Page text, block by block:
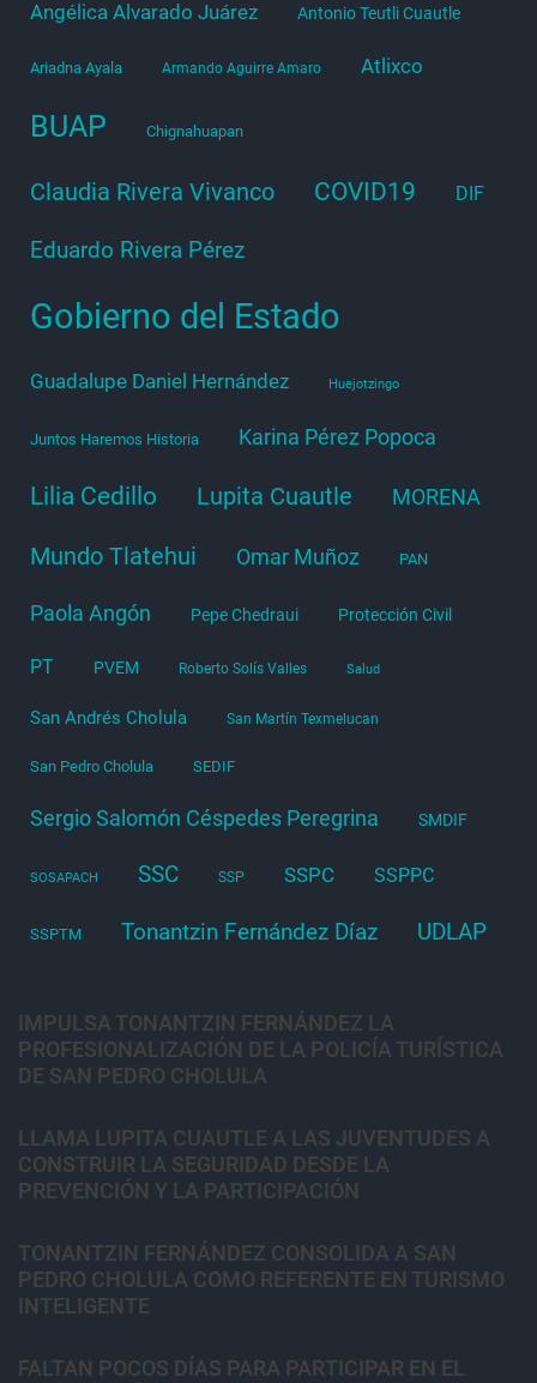
Angélica Alvarado Juárez Antonio Teutli Cuautle
Ariadna Ayala Armando Aguirre Amaro Atlixco
BUAP Chignahuapan
Claudia Rivera Vivanco COVID19 DIF
Eduardo Rivera Pérez
Gobierno del Estado
Guadalupe Daniel Hernández Huejotzingo
Juntos Haremos Historia Karina Pérez Popoca
Lilia Cedillo Lupita Cuautle MORENA
Mundo Tlatehui Omar Muñoz PAN
Paola Angón Pepe Chedraui Protección Civil
PT PVEM Roberto Solís Valles Salud
San Andrés Cholula San Martín Texmelucan
San Pedro Cholula SEDIF
Sergio Salomón Céspedes Peregrina SMDIF
SOSAPACH SSC SSP SSPC SSPPC
SSPTM Tonantzin Fernández Díaz UDLAP
IMPULSA TONANTZIN FERNÁNDEZ LA
PROFESIONALIZACIÓN DE LA POLICÍA TURÍSTICA
DE SAN PEDRO CHOLULA
LLAMA LUPITA CUAUTLE A LAS JUVENTUDES A
CONSTRUIR LA SEGURIDAD DESDE LA
PREVENCIÓN Y LA PARTICIPACIÓN
TONANTZIN FERNÁNDEZ CONSOLIDA A SAN
PEDRO CHOLULA COMO REFERENTE EN TURISMO
INTELIGENTE
FALTAN POCOS DÍAS PARA PARTICIPAR EN EL